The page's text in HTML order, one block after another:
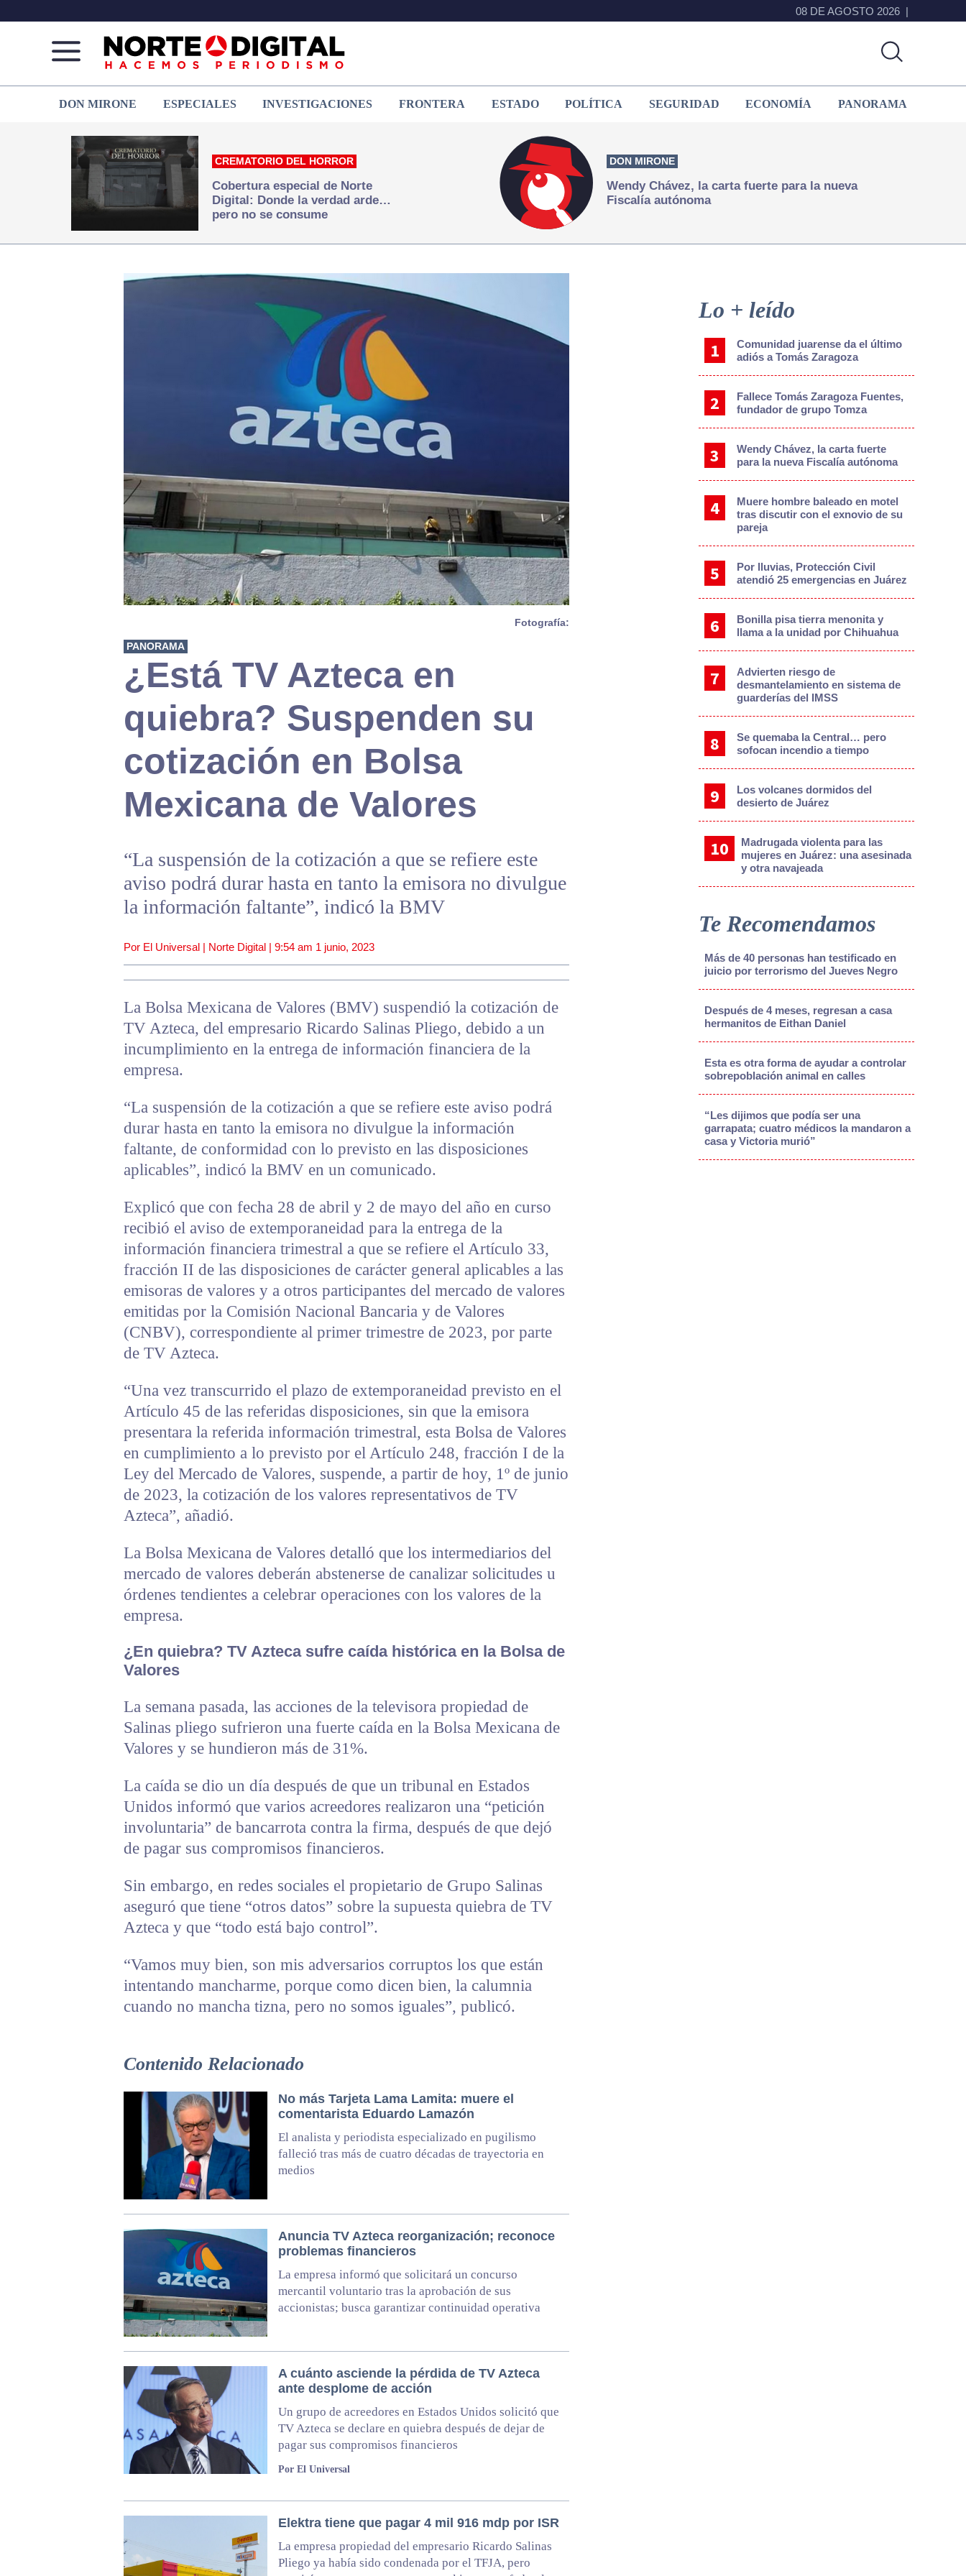
08 DE AGOSTO 2026
de
Juárez
que
hacemos periodismo
DON MIRONE ESPECIALES INVESTIGACIONES FRONTERA ESTADO POLÍTICA SEGURIDAD ECONOMÍA PANORAMA
CREMATORIO DEL HORROR
Cobertura especial de Norte
Digital: Donde la verdad arde…
pero no se consume
DON MIRONE
Wendy Chávez, la carta fuerte para la nueva
Fiscalía autónoma
Fotografía:
PANORAMA
¿Está TV Azteca en
quiebra? Suspenden su
cotización en Bolsa
Mexicana de Valores
“La suspensión de la cotización a que se refiere este
aviso podrá durar hasta en tanto la emisora no divulgue
la información faltante”, indicó la BMV
Por El Universal | Norte Digital | 9:54 am 1 junio, 2023
La Bolsa Mexicana de Valores (BMV) suspendió la cotización de
TV Azteca, del empresario Ricardo Salinas Pliego, debido a un
incumplimiento en la entrega de información financiera de la
empresa.
“La suspensión de la cotización a que se refiere este aviso podrá
durar hasta en tanto la emisora no divulgue la información
faltante, de conformidad con lo previsto en las disposiciones
aplicables”, indicó la BMV en un comunicado.
Explicó que con fecha 28 de abril y 2 de mayo del año en curso
recibió el aviso de extemporaneidad para la entrega de la
información financiera trimestral a que se refiere el Artículo 33,
fracción II de las disposiciones de carácter general aplicables a las
emisoras de valores y a otros participantes del mercado de valores
emitidas por la Comisión Nacional Bancaria y de Valores
(CNBV), correspondiente al primer trimestre de 2023, por parte
de TV Azteca.
“Una vez transcurrido el plazo de extemporaneidad previsto en el
Artículo 45 de las referidas disposiciones, sin que la emisora
presentara la referida información trimestral, esta Bolsa de Valores
en cumplimiento a lo previsto por el Artículo 248, fracción I de la
Ley del Mercado de Valores, suspende, a partir de hoy, 1º de junio
de 2023, la cotización de los valores representativos de TV
Azteca”, añadió.
La Bolsa Mexicana de Valores detalló que los intermediarios del
mercado de valores deberán abstenerse de canalizar solicitudes u
órdenes tendientes a celebrar operaciones con los valores de la
empresa.
¿En quiebra? TV Azteca sufre caída histórica en la Bolsa de
Valores
La semana pasada, las acciones de la televisora propiedad de
Salinas pliego sufrieron una fuerte caída en la Bolsa Mexicana de
Valores y se hundieron más de 31%.
La caída se dio un día después de que un tribunal en Estados
Unidos informó que varios acreedores realizaron una “petición
involuntaria” de bancarrota contra la firma, después de que dejó
de pagar sus compromisos financieros.
Sin embargo, en redes sociales el propietario de Grupo Salinas
aseguró que tiene “otros datos” sobre la supuesta quiebra de TV
Azteca y que “todo está bajo control”.
“Vamos muy bien, son mis adversarios corruptos los que están
intentando mancharme, porque como dicen bien, la calumnia
cuando no mancha tizna, pero no somos iguales”, publicó.
Contenido Relacionado
No más Tarjeta Lama Lamita: muere el
comentarista Eduardo Lamazón
El analista y periodista especializado en pugilismo
falleció tras más de cuatro décadas de trayectoria en
medios
Anuncia TV Azteca reorganización; reconoce
problemas financieros
La empresa informó que solicitará un concurso
mercantil voluntario tras la aprobación de sus
accionistas; busca garantizar continuidad operativa
A cuánto asciende la pérdida de TV Azteca
ante desplome de acción
Un grupo de acreedores en Estados Unidos solicitó que
TV Azteca se declare en quiebra después de dejar de
pagar sus compromisos financieros
Por El Universal
Elektra tiene que pagar 4 mil 916 mdp por ISR
La empresa propiedad del empresario Ricardo Salinas
Pliego ya había sido condenada por el TFJA, pero
Sidebar
Lo + leído
Comunidad juarense da el último
adiós a Tomás Zaragoza
Fallece Tomás Zaragoza Fuentes,
fundador de grupo Tomza
Wendy Chávez, la carta fuerte
para la nueva Fiscalía autónoma
Muere hombre baleado en motel
tras discutir con el exnovio de su
pareja
Por lluvias, Protección Civil
atendió 25 emergencias en Juárez
Bonilla pisa tierra menonita y
llama a la unidad por Chihuahua
Advierten riesgo de
desmantelamiento en sistema de
guarderías del IMSS
Se quemaba la Central… pero
sofocan incendio a tiempo
Los volcanes dormidos del
desierto de Juárez
Madrugada violenta para las
mujeres en Juárez: una asesinada
y otra navajeada
Te Recomendamos
Más de 40 personas han testificado en
juicio por terrorismo del Jueves Negro
Después de 4 meses, regresan a casa
hermanitos de Eithan Daniel
Esta es otra forma de ayudar a controlar
sobrepoblación animal en calles
“Les dijimos que podía ser una
garrapata; cuatro médicos la mandaron a
casa y Victoria murió”